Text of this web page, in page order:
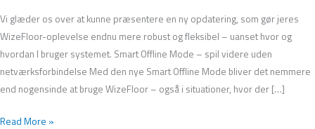
Vi glæder os over at kunne præsentere en ny opdatering, som gør jeres
WizeFloor-oplevelse endnu mere robust og fleksibel – uanset hvor og
hvordan I bruger systemet. Smart Offline Mode – spil videre uden
netværksforbindelse Med den nye Smart Offline Mode bliver det nemmere
end nogensinde at bruge WizeFloor – også i situationer, hvor der […]
Read More »